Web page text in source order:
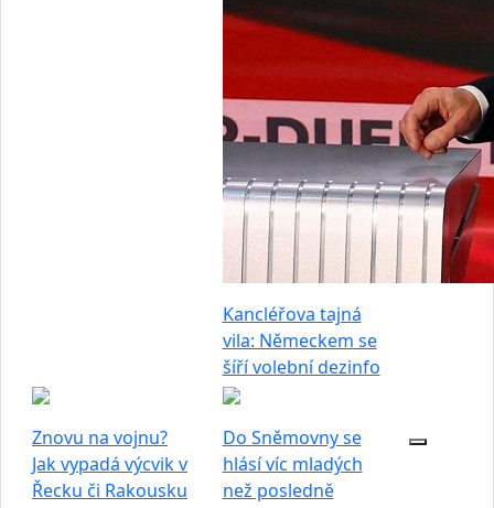
Kancléřova tajná
vila: Německem se
šíří volební dezinfo
Znovu na vojnu?
Jak vypadá výcvik v
Řecku či Rakousku
Do Sněmovny se
hlásí víc mladých
než posledně